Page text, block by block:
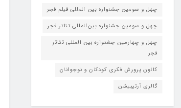
چهل و سومین جشنواره بین المللی فیلم فجر
چهل و سومین جشنواره بین‌المللی تئاتر فجر
چهل و چهارمین جشنواره بین المللی تئاتر
فجر
کانون پرورش فکری کودکان و نوجوانان
گالری آرتیبیشن